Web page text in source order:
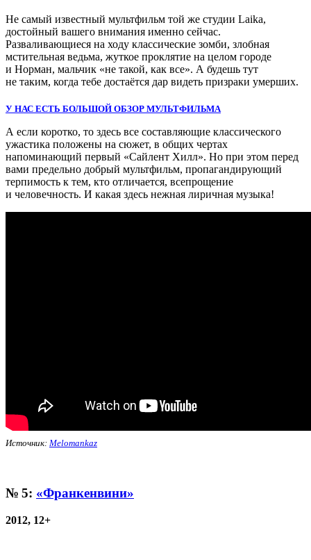
Не самый известный мультфильм той же студии Laika,
достойный вашего внимания именно сейчас.
Разваливающиеся на ходу классические зомби, злобная
мстительная ведьма, жуткое проклятие на целом городе
и Норман, мальчик «не такой, как все». А будешь тут
не таким, когда тебе достаётся дар видеть призраки умерших.
У НАС ЕСТЬ БОЛЬШОЙ ОБЗОР МУЛЬТФИЛЬМА
А если коротко, то здесь все составляющие классического
ужастика положены на сюжет, в общих чертах
напоминающий первый «Сайлент Хилл». Но при этом перед
вами предельно добрый мультфильм, пропагандирующий
терпимость к тем, кто отличается, всепрощение
и человечность. И какая здесь нежная лиричная музыка!
Источник: Melomankaz
№ 5: «Франкенвини»
2012, 12+